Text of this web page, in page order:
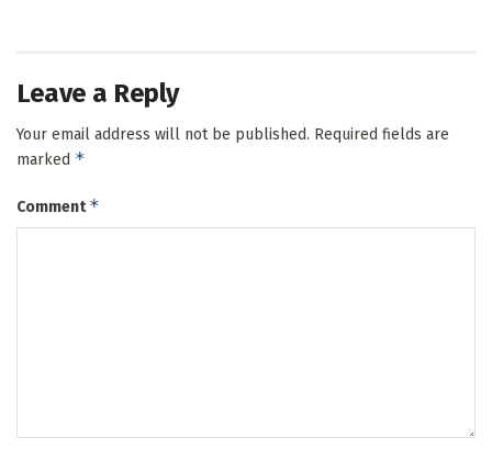
Leave a Reply
Your email address will not be published. Required fields are
marked *
Comment*